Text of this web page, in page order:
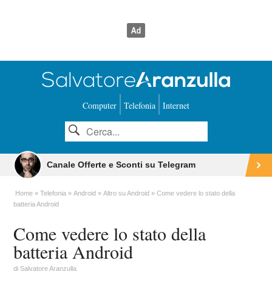
Computer Telefonia Internet
Canale Offerte e Sconti su Telegram
Home Telefonia Android Altro su Android
Come vedere lo stato della
batteria Android
Come vedere lo stato della
batteria Android
diSalvatore Aranzulla